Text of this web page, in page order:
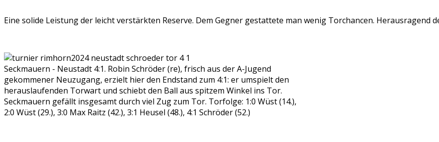
Eine solide Leistung der leicht verstärkten Reserve. Dem Gegner gestattete man wenig Torchancen. Herausragend
Seckmauern - Neustadt 4:1. Robin Schröder (re), frisch aus der A-Jugend
gekommener Neuzugang, erzielt hier den Endstand zum 4:1: er umspielt den
herauslaufenden Torwart und schiebt den Ball aus spitzem Winkel ins Tor.
Seckmauern gefällt insgesamt durch viel Zug zum Tor. Torfolge: 1:0 Wüst (14.),
2:0 Wüst (29.), 3:0 Max Raitz (42.), 3:1 Heusel (48.), 4:1 Schröder (52.)